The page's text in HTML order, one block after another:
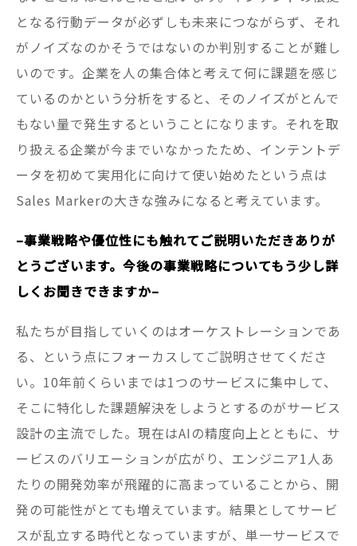
となる行動データが必ずしも未来につながらず、それ
がノイズなのかそうではないのか判別することが難し
いのです。企業を人の集合体と考えて何に課題を感じ
ているのかという分析をすると、そのノイズがとんで
もない量で発生するということになります。それを取
り扱える企業が今までいなかったため、インテントデ
ータを初めて実用化に向けて使い始めたという点は
Sales Markerの大きな強みになると考えています。
–事業戦略や優位性にも触れてご説明いただきありが
とうございます。今後の事業戦略についてもう少し詳
しくお聞きできますか–
私たちが目指していくのはオーケストレーションであ
る、という点にフォーカスしてご説明させてくださ
い。10年前くらいまでは1つのサービスに集中して、
そこに特化した課題解決をしようとするのがサービス
設計の主流でした。現在はAIの精度向上とともに、サ
ービスのバリエーションが広がり、エンジニア1人あ
たりの開発効率が飛躍的に高まっていることから、開
発の可能性がとても増えています。結果としてサービ
スが乱立する時代となっていますが、単一サービスで